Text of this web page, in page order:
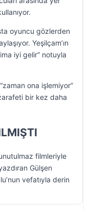
oyuncu gözlerden
Yeşilçam’ın
iyi gelir” notuyla
ona işlemiyor”
bir kez daha
filmleriyle
Gülşen
vefatıyla derin